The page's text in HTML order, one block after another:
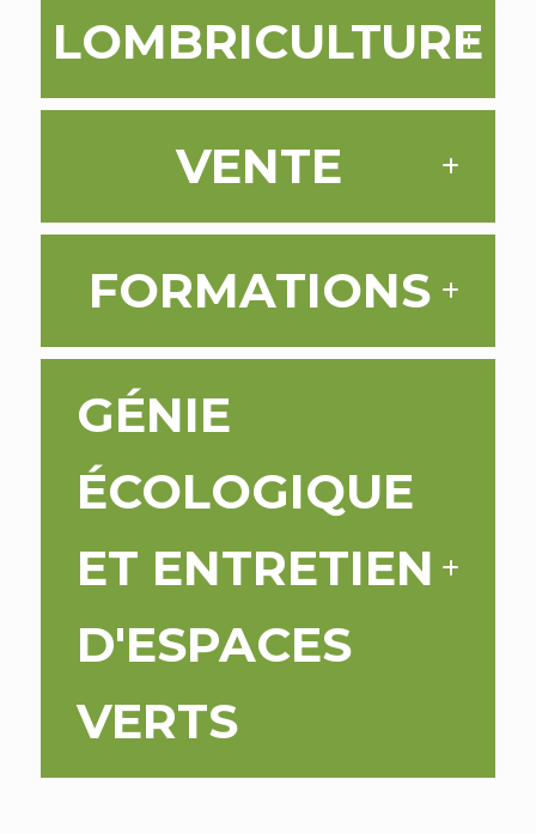
LOMBRICULTURE
VENTE
FORMATIONS
GÉNIE
ÉCOLOGIQUE
ET ENTRETIEN
D'ESPACES
VERTS